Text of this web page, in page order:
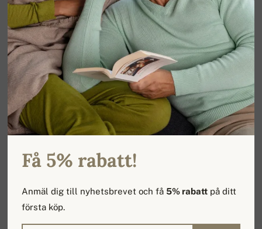
Få 5% rabatt!
Anmäl dig till nyhetsbrevet och få5% rabatt på ditt
första köp.